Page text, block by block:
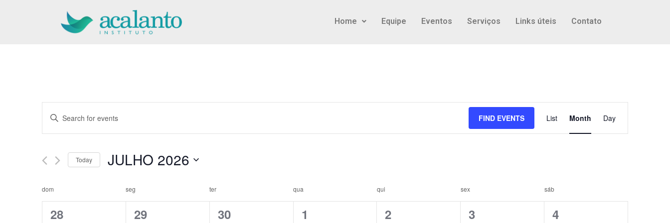
Home Equipe Eventos Serviços Links úteis Contato
Events
Search
and
Views
Navigation
Enter
Events
Keyword.
FIND EVENTS
Event
Views
List Month Day
Today JULHO 2026
date.
Calendar
dom seg ter qua qui sex sáb
0
28
0
29
0
30
0
1
0
2
1
3
1
4